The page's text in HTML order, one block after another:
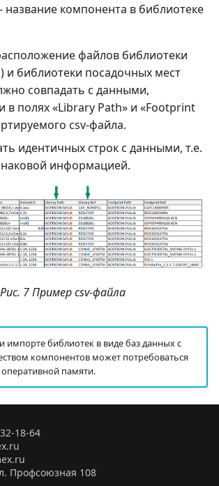
название компонента в библиотеке
файлов библиотеки
и библиотеки посадочных мест
совпадать с данными,
в полях «Library Path» и «Footprint
csv-файла.
идентичных строк с данными, т.е.
информацией.
Рис. 7 Пример csv-файла
импорте библиотек в виде баз данных с
компонентов может потребоваться
памяти.
18-64
Профсоюзная 108